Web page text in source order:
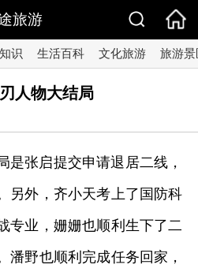
旅游
识 生活百科 文化旅游 旅游景
人物大结局
是张启提交申请退居二线，
另外，齐小天考上了国防科
专业，姗姗也顺利生下了二
潘野也顺利完成任务回家，